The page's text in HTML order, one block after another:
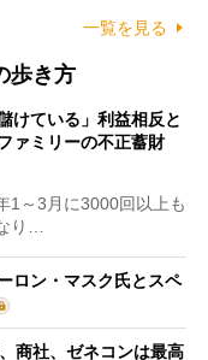
一覧を見る
歩き方
けている」利益相反と
ァミリーの不正蓄財
1～3月に3000回以上も
り…
ロン・マスク氏とスペ
商社、ゼネコンは最高